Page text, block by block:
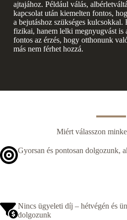
ajtajához. Például válás,
kapcsolat után kiemelten fontos,
a bejutáshoz szükséges kulcsokkal.
fizikai, hanem lelki megnyugvást is
fontos az érzés, hogy otthonunk
más nem férhet hozzá.
Miért válasszon
Gyorsan és pontosan dolgozunk,
Nincs ügyeleti díj – hétvégén és
dolgozunk